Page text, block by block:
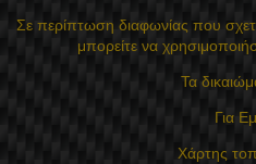
Σε περίπτωση διαφωνίας που
μπορείτε να
Τα
Για
Χάρτης